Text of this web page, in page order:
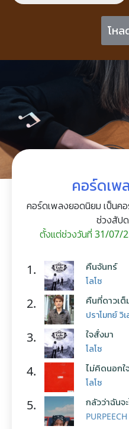
โหล
คอร์ดเพ
คอร์ดเพลงยอดนิยม เป็นค
ช่วงสัป
ตั้งแต่ช่วงวันที่ 31/07/
1. คืนจันทร์
โลโซ
2. คืนที่ดาวเต็
ปราโมทย์ วิเ
3. ใจสั่งมา
โลโซ
4. ไม่คิดนอกใ
โลโซ
5. กลัวว่าฉันจ
PURPEECH